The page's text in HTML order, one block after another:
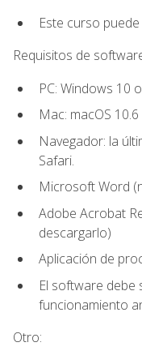
Este curso
Requisitos de
PC: Windows 10
Mac: macOS
Navegador: la
Safari.
Microsoft Word
Adobe Acrobat
descargarlo)
Aplicación de
El software debe
funcionamiento
Otro: